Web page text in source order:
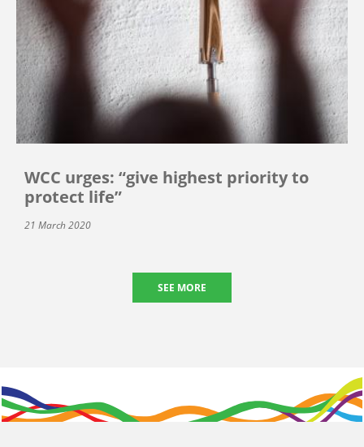
WCC urges: “give highest priority to
protect life”
21 March 2020
SEE MORE